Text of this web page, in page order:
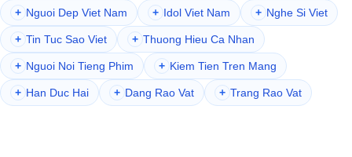
+ Nguoi Dep Viet Nam + Idol Viet Nam + Nghe Si Viet
+ Tin Tuc Sao Viet + Thuong Hieu Ca Nhan
+ Nguoi Noi Tieng Phim + Kiem Tien Tren Mang
+ Han Duc Hai + Dang Rao Vat + Trang Rao Vat